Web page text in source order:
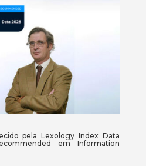
pela Lexology Index Data
em Information